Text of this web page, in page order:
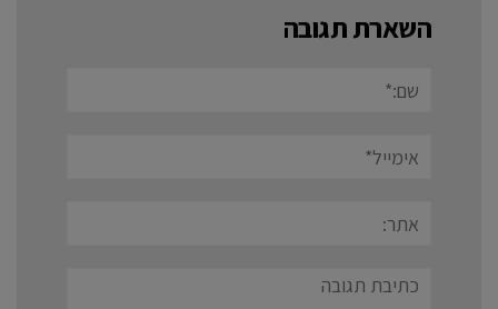
השארת תגובה
תגובה